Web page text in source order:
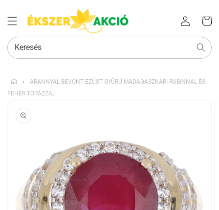
Bejelentkezés
kosara
Keresés
›
ARANNYAL BEVONT EZÜST GYŰRŰ MADAGASZKÁRI RUBINNAL ÉS
FEHÉR TOPÁZZAL
UGRÁS A
TERMÉKADATOKRA